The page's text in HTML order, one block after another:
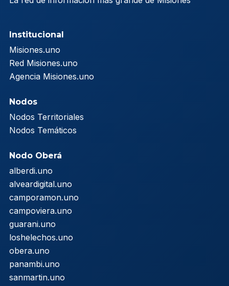
Institucional
Misiones.uno
Red Misiones.uno
Agencia Misiones.uno
Nodos
Nodos Territoriales
Nodos Temáticos
Nodo Oberá
alberdi.uno
alveardigital.uno
camporamon.uno
campoviera.uno
guarani.uno
loshelechos.uno
obera.uno
panambi.uno
sanmartin.uno